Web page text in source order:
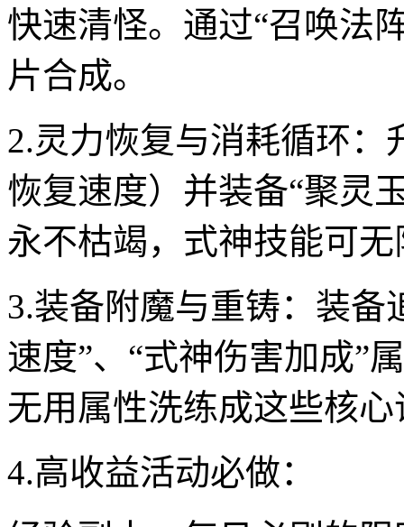
快速清怪。通过“召唤法
片合成。
2.灵力恢复与消耗循环：
恢复速度）并装备“聚灵
永不枯竭，式神技能可
3.装备附魔与重铸：装备
速度”、“式神伤害加成”
无用属性洗练成这些核心
4.高收益活动必做：